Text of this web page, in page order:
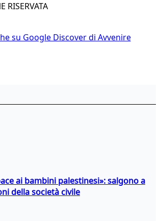
RISERVATA
su Google Discover di Avvenire
ai bambini palestinesi»: salgono a
della società civile